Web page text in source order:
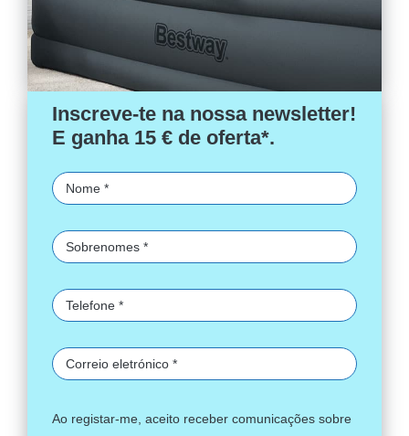
Inscreve-te na nossa newsletter!
E ganha 15 € de oferta*.
Ao registar-me, aceito receber comunicações sobre